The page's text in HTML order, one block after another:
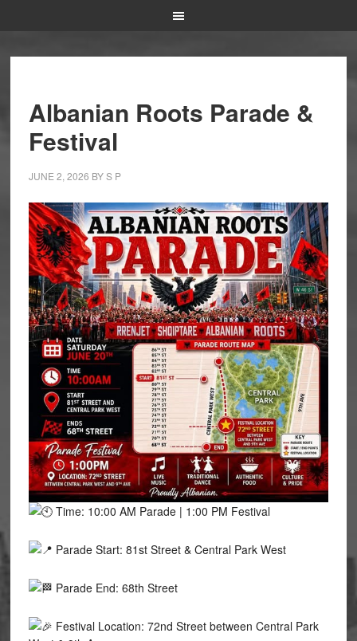
Albanian Roots Parade &
Festival
JUNE 2, 2026 BYS P
Time: 10:00 AM Parade | 1:00 PM Festival
Parade Start: 81st Street & Central Park West
Parade End: 68th Street
Festival Location: 72nd Street between Central Park